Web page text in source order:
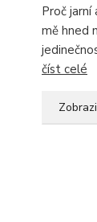
Proč jarní
mě hned
číst celé